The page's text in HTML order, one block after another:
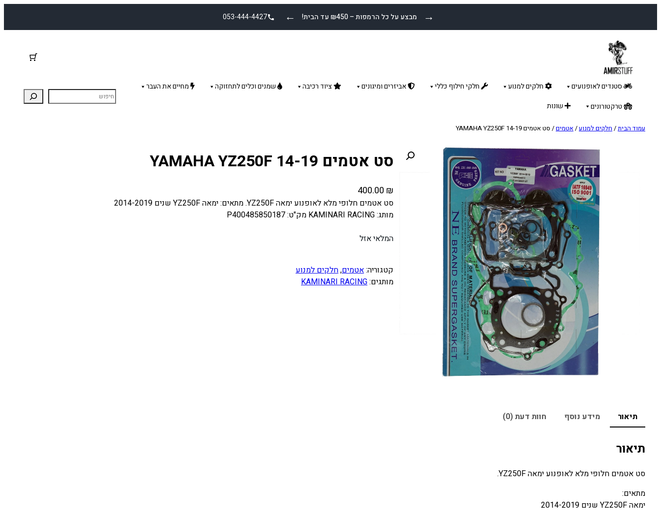
← מבצע על כל הרמפות – ₪450 עד הבית! →
053-444-4427
סטנדים לאופנועים חלקים למנוע חלקי חילוף כללי אביזרים ומיגונים ציוד רכיבה שמנים וכלים לתחזוקה
מחיים את העבר
טרקטורונים
שונות
עמוד הבית/ חלקים למנוע/אטמים/ סט אטמים YAMAHA YZ250F 14-19
סט אטמים YAMAHA YZ250F 14-19
400.00 ₪
סט אטמים חלופי מלא לאופנוע ימאה YZ250F. מתאים: ימאה YZ250F שנים 2014-2019
מותג: KAMINARI RACING מק"ט: P400485850187
המלאי אזל
קטגוריה:אטמים, חלקים למנוע
מותגים:KAMINARI RACING
תיאור מידע נוסף חוות דעת (0)
תיאור
סט אטמים חלופי מלא לאופנוע ימאה YZ250F.
מתאים:
ימאה YZ250F שנים 2014-2019